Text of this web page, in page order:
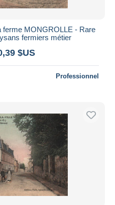
ferme MONGROLLE - Rare
fermiers métier
$US
Professionnel